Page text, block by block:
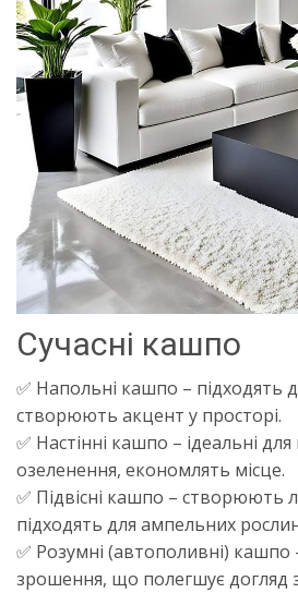
Сучасні кашпо
✅ Напольні кашпо – підходять
створюють акцент у просторі.
✅ Настінні кашпо – ідеальні
озеленення, економлять місце.
✅ Підвісні кашпо – створюють
підходять для ампельних
✅ Розумні (автополивні)
зрошення, що полегшує догляд